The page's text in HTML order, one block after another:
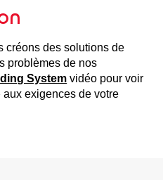
créons des solutions de
problèmes de nos
System vidéo pour voir
exigences de votre